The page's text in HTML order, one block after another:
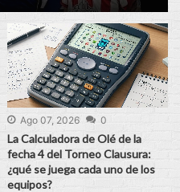
Ago 07, 2026 0
La Calculadora de Olé de la
fecha 4 del Torneo Clausura:
¿qué se juega cada uno de los
equipos?